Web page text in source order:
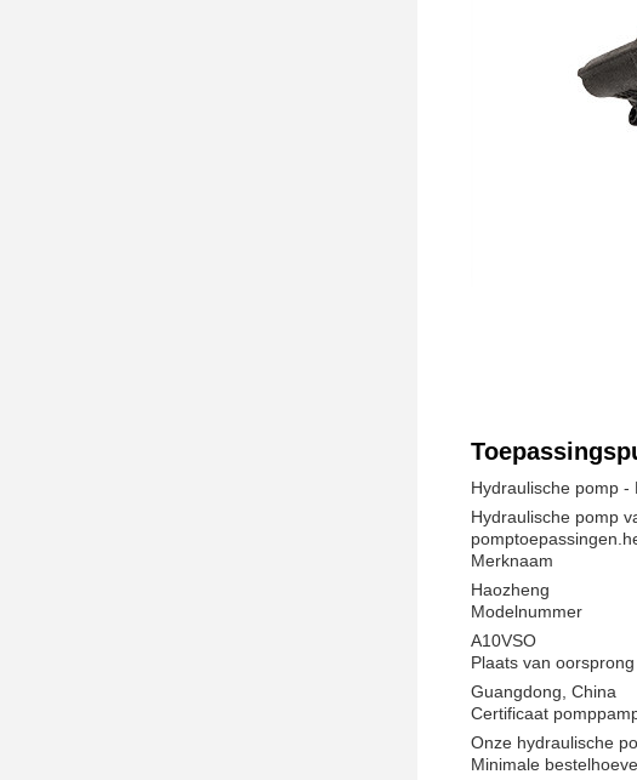
Hydraulische pomp -
Hydraulische pomp
Merknaam
Haozheng
Modelnummer
A10VSO
Plaats van oorsprong
Guangdong, China
Certificaat
Onze hydraulische
Minimale